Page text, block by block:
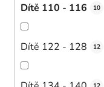
Dítě 110 - 116 10
Dítě 122 - 128 12